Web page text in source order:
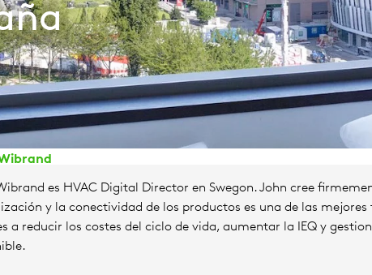
es HVAC Digital Director en Swegon. John cree
y la conectividad de los productos es una de las mejores
a reducir los costes del ciclo de vida, aumentar la IEQ y